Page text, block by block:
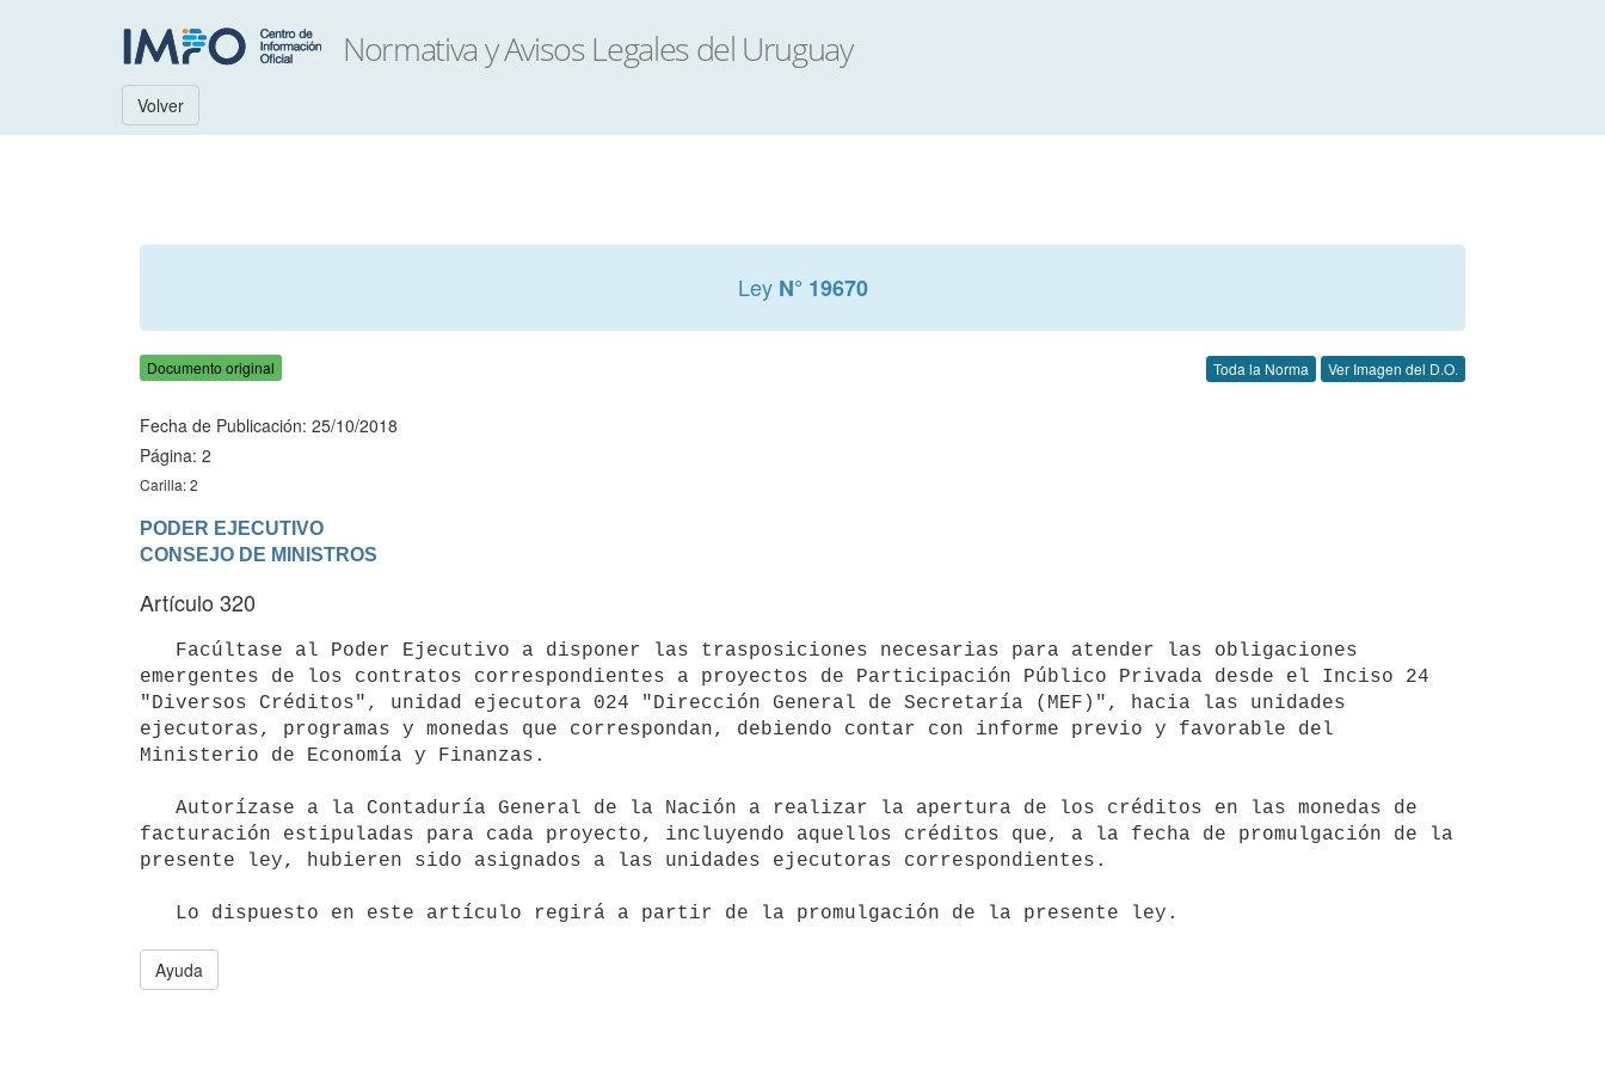
Volver
Ley N° 19670
Documento original Toda la Norma Ver Imagen del D.O.
Fecha de Publicación: 25/10/2018
Página: 2
Carilla: 2
PODER EJECUTIVO
Artículo 320
emergentes de los contratos correspondientes a proyectos de Participación Público Privada desde el Inciso 24
"Diversos Créditos", unidad ejecutora 024 "Dirección General de Secretaría (MEF)", hacia las unidades
ejecutoras, programas y monedas que correspondan, debiendo contar con informe previo y favorable del
Ministerio de Economía y Finanzas.
facturación estipuladas para cada proyecto, incluyendo aquellos créditos que, a la fecha de promulgación de la
presente ley, hubieren sido asignados a las unidades ejecutoras correspondientes.
Ayuda